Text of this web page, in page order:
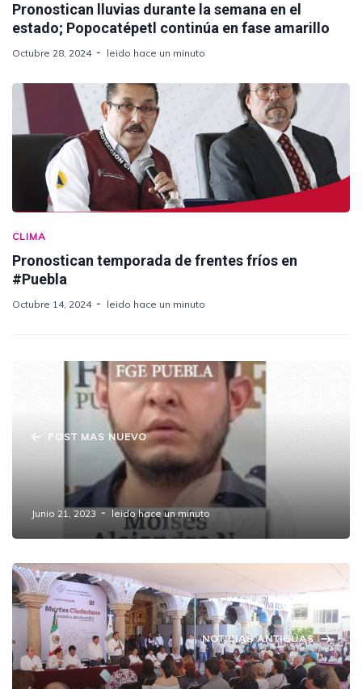
Pronostican lluvias durante la semana en el
estado; Popocatépetl continúa en fase amarillo
Octubre 28, 2024 leido hace un minuto
CLIMA
Pronostican temporada de frentes fríos en
#Puebla
Octubre 14, 2024 leido hace un minuto
POST MAS NUEVO
Aprehenden en Amozoc a hombre por
lesiones calificadas
Junio 21, 2023 leido hace un minuto
NOTICIAS ANTIGUAS
Busca Sergio Salomón ampliar la Puebla -